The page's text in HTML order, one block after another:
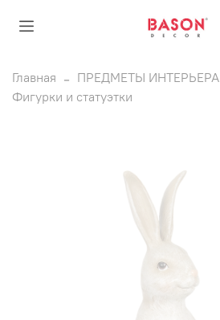
Главная
ПРЕДМЕТЫ ИНТЕРЬЕРА
Фигурки и статуэтки